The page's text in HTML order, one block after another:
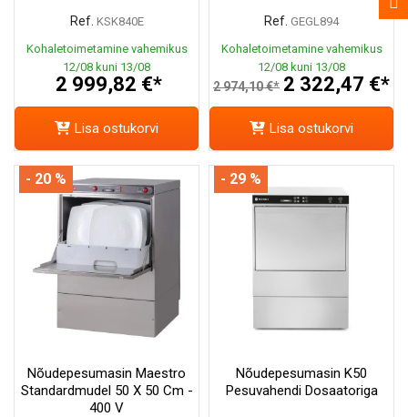
Ref. KSK840E
Kohaletoimetamine vahemikus
12/08 kuni 13/08
2 999,82 €*
Lisa ostukorvi
Ref. GEGL894
Kohaletoimetamine vahemikus
12/08 kuni 13/08
2 974,10 €* 2 322,47 €*
Lisa ostukorvi
Nõudepesumasin Maestro
Standardmudel 50 X 50 Cm -
400 V
- 20 %
Nõudepesumasin K50
Pesuvahendi Dosaatoriga
- 29 %